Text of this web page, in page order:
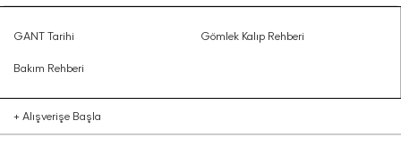
GANT Tarihi Gömlek Kalıp Rehberi
Bakım Rehberi
+ Alışverişe Başla